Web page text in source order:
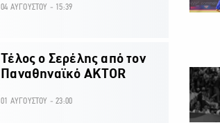
04 ΑΥΓΟΥΣΤΟΥ - 15:39
Τέλος ο Σερέλης από τον
Παναθηναϊκό AKTOR
01 ΑΥΓΟΥΣΤΟΥ - 23:00